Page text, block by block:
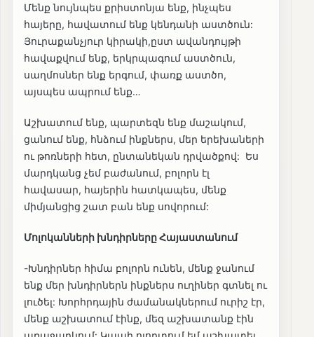
Մենք նույնպես քրիստոնյա ենք, ինչպես
հայերը, հավատում ենք կենդանի աստծուն:
Յուրաքանչյուր կիրակի,ըստ ավանդույթի
հավաքվում ենք, երկրպագում աստծուն,
սաղմոսներ ենք երգում, փառք աստծո,
այսպես ապրում ենք…
Աշխատում ենք, պարտեզն ենք մաշակում,
ցանում ենք, հնձում ինքներս, մեր երեխաների
ու թոռների հետ, ընտանեկան դրվածքով: Ես
մարդկանց չեմ բաժանում, բոլորն էլ
հավասար, հայերին հատկապես, մենք
միմյանցից շատ բան ենք սովորում:
Մոլոկանների խնդիրները Հայաստանում
-Խնդիրներ հիմա բոլորն ունեն, մենք ջանում
ենք մեր խնդիրներն ինքներս ուղիներ գտնել ու
լուծել: Խորհրդային ժամանակներում ուրիշ էր,
մենք աշխատում էինք, մեզ աշխատանք էին